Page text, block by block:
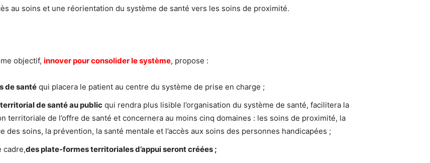
au soins et une réorientation du système de santé vers les soins de proximité.
objectif, innover pour consolider le système, propose :
de santé qui placera le patient au centre du système de prise en charge ;
de santé au public qui rendra plus lisible l’organisation du système de santé, facilitera la
territoriale de l’offre de santé et concernera au moins cinq domaines : les soins de proximité, la
des soins, la prévention, la santé mentale et l’accès aux soins des personnes handicapées ;
cadre,des plate-formes territoriales d’appui seront créées ;